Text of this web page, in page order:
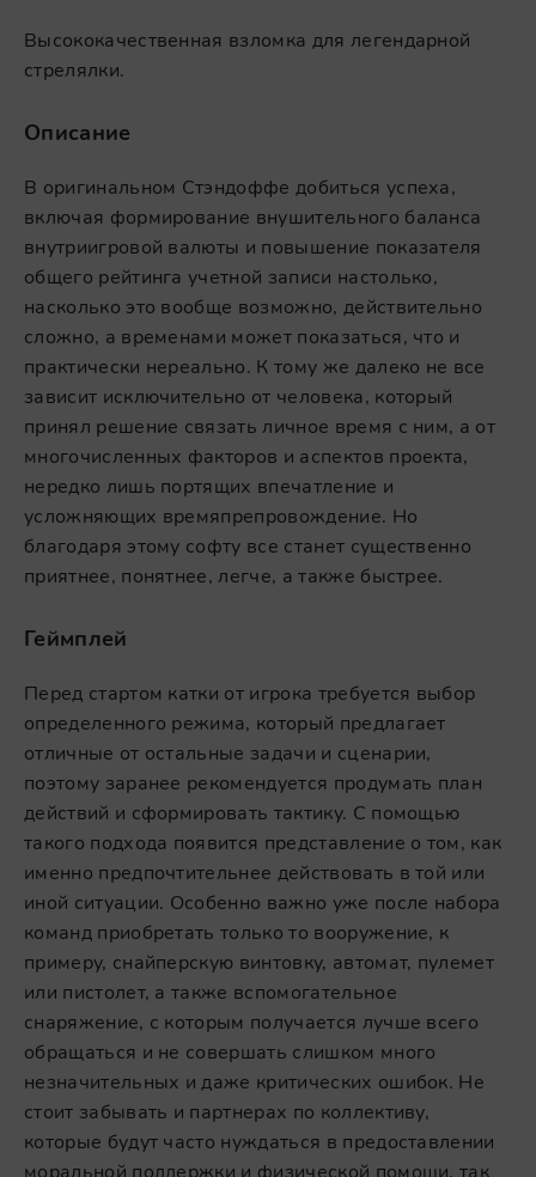
Высококачественная взломка для легендарной
стрелялки.
Описание
В оригинальном Стэндоффе добиться успеха,
включая формирование внушительного баланса
внутриигровой валюты и повышение показателя
общего рейтинга учетной записи настолько,
насколько это вообще возможно, действительно
сложно, а временами может показаться, что и
практически нереально. К тому же далеко не все
зависит исключительно от человека, который
принял решение связать личное время с ним, а от
многочисленных факторов и аспектов проекта,
нередко лишь портящих впечатление и
усложняющих времяпрепровождение. Но
благодаря этому софту все станет существенно
приятнее, понятнее, легче, а также быстрее.
Геймплей
Перед стартом катки от игрока требуется выбор
определенного режима, который предлагает
отличные от остальные задачи и сценарии,
поэтому заранее рекомендуется продумать план
действий и сформировать тактику. С помощью
такого подхода появится представление о том, как
именно предпочтительнее действовать в той или
иной ситуации. Особенно важно уже после набора
команд приобретать только то вооружение, к
примеру, снайперскую винтовку, автомат, пулемет
или пистолет, а также вспомогательное
снаряжение, с которым получается лучше всего
обращаться и не совершать слишком много
незначительных и даже критических ошибок. Не
стоит забывать и партнерах по коллективу,
которые будут часто нуждаться в предоставлении